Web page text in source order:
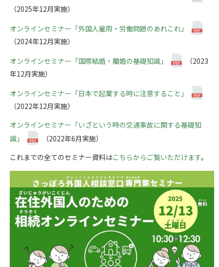
（2025年12月実施）
オンラインセミナー「外国人雇用・労働問題のあれこれ」
（2024年12月実施）
オンラインセミナー「国際結婚・離婚の基礎知識」
（2023
年12月実施）
オンラインセミナー「日本で起業する時に注意すること」
（2022年12月実施）
オンラインセミナー「いざという時の交通事故に関する基礎知
識」
（2022年6月実施）
これまでの全てのセミナー資料はこちらからご覧いただけます。